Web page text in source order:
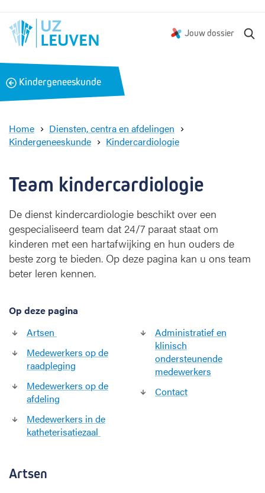
Jouw dossier
B
k
Kindergeneeskunde
Home
Diensten, centra en afdelingen
Kindergeneeskunde
Kindercardiologie
d
r
c
a
r
g
i
e
-
e
Team kindercardiologie
De dienst kindercardiologie beschikt over een
gespecialiseerd team dat 24/7 paraat staat om
kinderen met een hartafwijking en hun ouders de
beste zorg te bieden. Op deze pagina kan u ons team
beter leren kennen.
Op deze pagina
Artsen
Medewerkers op de
raadpleging
Medewerkers op de
afdeling
Medewerkers in de
katheterisatiezaal
Administratief en
klinisch
ondersteunende
medewerkers
Contact
Artsen